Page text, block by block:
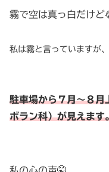
霧で空は真っ白だけど
私は霧と言っていますが
駐車場から７月〜８月
ボラン科）が見えます